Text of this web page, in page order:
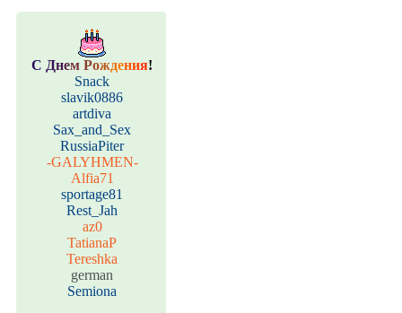
С Днем Рождения!
Snack
slavik0886
artdiva
Sax_and_Sex
RussiaPiter
-GALYHMEN-
Alfia71
sportage81
Rest_Jah
az0
TatianaP
Tereshka
german
Semiona